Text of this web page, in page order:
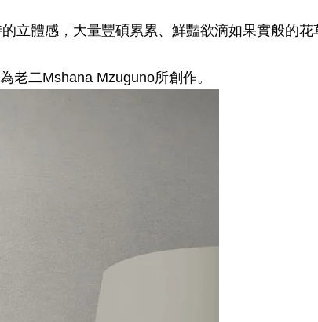
立體感，大量豐碩累累、鮮豔欲滴如果實般的花
老二Mshana Mzuguno所創作。